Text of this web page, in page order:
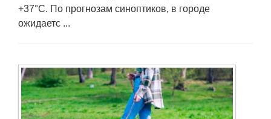
+37°С. По прогнозам синоптиков, в городе
ожидаетс ...